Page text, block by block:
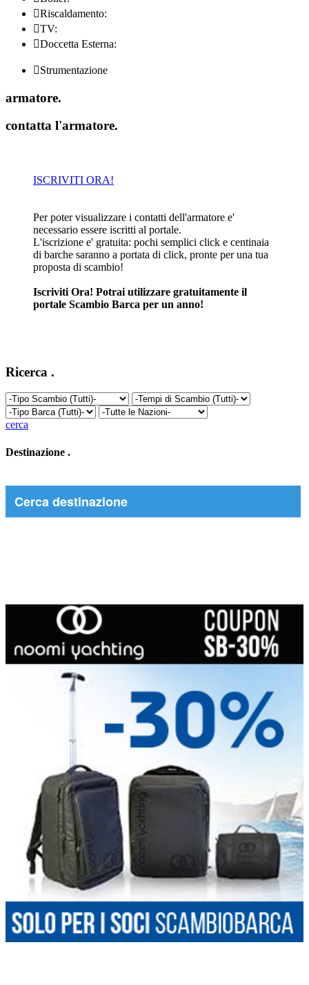
Riscaldamento:
TV:
Doccetta Esterna:
Strumentazione
armatore.
contatta l'armatore.
ISCRIVITI ORA!
Per poter visualizzare i contatti dell'armatore e'
necessario essere iscritti al portale.
L'iscrizione e' gratuita: pochi semplici click e centinaia
di barche saranno a portata di click, pronte per una tua
proposta di scambio!
Iscriviti Ora! Potrai utilizzare gratuitamente il
portale Scambio Barca per un anno!
Ricerca .
cerca
Destinazione .